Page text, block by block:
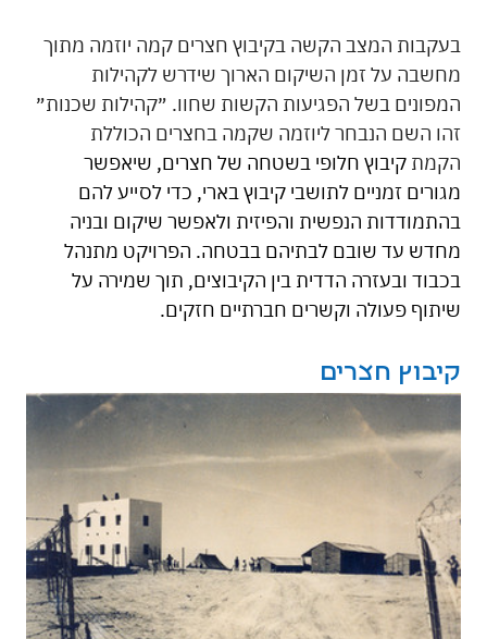
בעקבות המצב הקשה בקיבוץ חצרים קמה יוזמה מתוך
מחשבה על זמן השיקום הארוך שידרש לקהילות
המפונים בשל הפגיעות הקשות שחוו. ״קהילות שכנות״
זהו השם הנבחר ליוזמה שקמה בחצרים הכוללת
הקמת קיבוץ חלופי בשטחה של חצרים, שיאפשר
מגורים זמניים לתושבי קיבוץ בארי, כדי לסייע להם
בהתמודדות הנפשית והפיזית ולאפשר שיקום ובניה
מחדש עד שובם לבתיהם בבטחה. הפרויקט מתנהל
בכבוד ובעזרה הדדית בין הקיבוצים, תוך שמירה על
שיתוף פעולה וקשרים חברתיים חזקים.
קיבוץ חצרים